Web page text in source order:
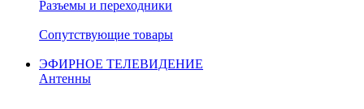
Разъемы и переходники
Сопутствующие товары
ЭФИРНОЕ ТЕЛЕВИДЕНИЕ
Антенны